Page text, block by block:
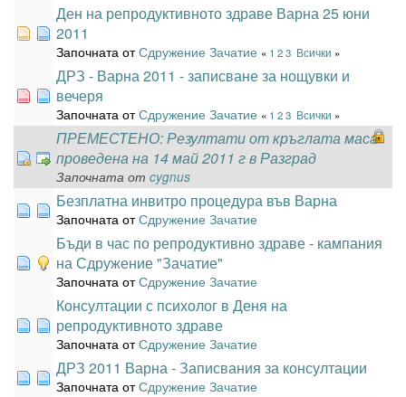
Ден на репродуктивното здраве Варна 25 юни
2011
Започната отСдружение Зачатие « 1 23 Всички »
ДРЗ - Варна 2011 - записване за нощувки и
вечеря
Започната отСдружение Зачатие « 1 23 Всички »
ПРЕМЕСТЕНО: Резултати от кръглата маса
проведена на 14 май 2011 г в Разград
Започната от cygnus
Безплатна инвитро процедура във Варна
Започната отСдружение Зачатие
Бъди в час по репродуктивно здраве - кампания
на Сдружение "Зачатие"
Започната отСдружение Зачатие
Консултации с психолог в Деня на
репродуктивното здраве
Започната отСдружение Зачатие
ДРЗ 2011 Варна - Записвания за консултации
Започната отСдружение Зачатие